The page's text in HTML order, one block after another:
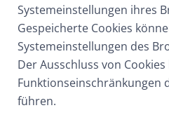
Systemeinstellungen ihres
Gespeicherte Cookies
Systemeinstellungen des
Der Ausschluss von Cookies
Funktionseinschränkungen
führen.